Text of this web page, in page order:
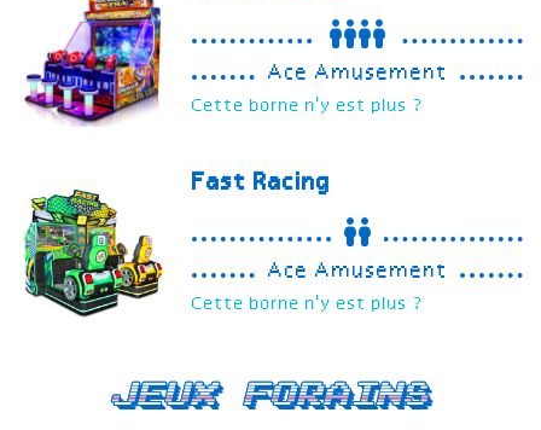
Ace Amusement
Cette borne n'y est plus ?
Fast Racing
Ace Amusement
Cette borne n'y est plus ?
Jeux forains